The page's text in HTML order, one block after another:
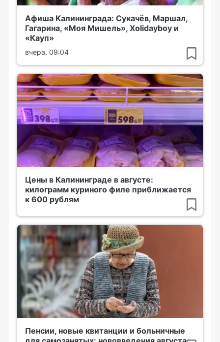
Афиша Калининграда: Сукачёв, Маршал,
Гагарина, «Моя Мишель», Xolidayboy и
«Кауп»
вчера, 09:04
Цены в Калининграде в августе:
килограмм куриного филе приближается
к 600 рублям
Пенсии, новые квитанции и больничные